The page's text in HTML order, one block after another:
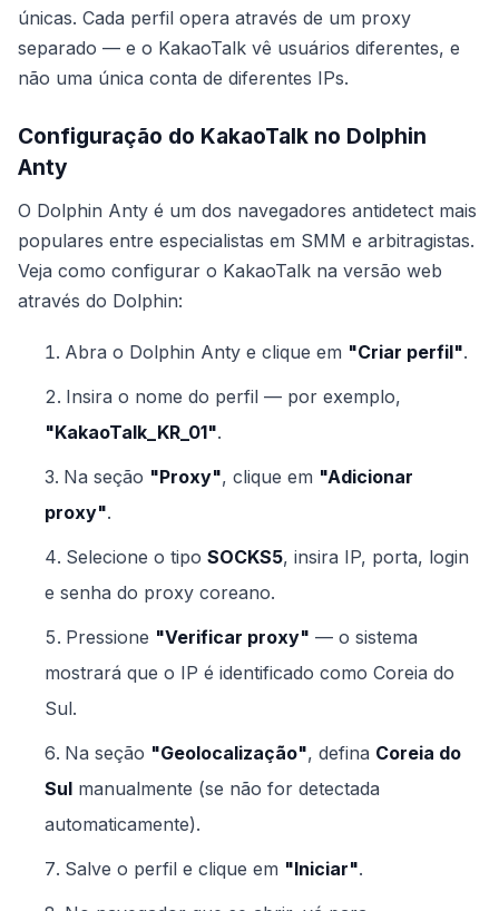
únicas. Cada perfil opera através de um proxy
separado — e o KakaoTalk vê usuários diferentes, e
não uma única conta de diferentes IPs.
Configuração do KakaoTalk no Dolphin
Anty
O Dolphin Anty é um dos navegadores antidetect mais
populares entre especialistas em SMM e arbitragistas.
Veja como configurar o KakaoTalk na versão web
através do Dolphin:
Abra o Dolphin Anty e clique em "Criar perfil".
Insira o nome do perfil — por exemplo,
"KakaoTalk_KR_01".
Na seção "Proxy", clique em "Adicionar
proxy".
Selecione o tipo SOCKS5, insira IP, porta, login
e senha do proxy coreano.
Pressione "Verificar proxy" — o sistema
mostrará que o IP é identificado como Coreia do
Sul.
Na seção "Geolocalização", defina Coreia do
Sul manualmente (se não for detectada
automaticamente).
Salve o perfil e clique em "Iniciar".